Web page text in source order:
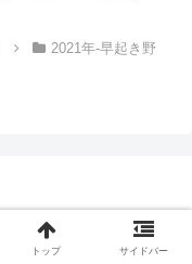
2021年-早起き野
トップ サイドバー